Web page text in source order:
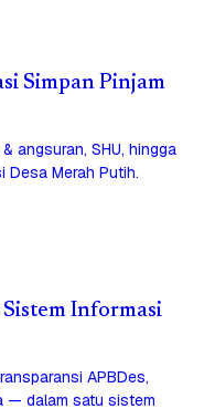
Simpan Pinjam
angsuran, SHU, hingga
Desa Merah Putih.
Sistem Informasi
APBDes,
— dalam satu sistem